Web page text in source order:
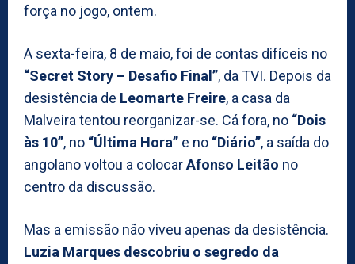
força no jogo, ontem.
A sexta-feira, 8 de maio, foi de contas difíceis no
“Secret Story – Desafio Final”, da TVI. Depois da
desistência de Leomarte Freire, a casa da
Malveira tentou reorganizar-se. Cá fora, no “Dois
às 10”, no “Última Hora” e no “Diário”, a saída do
angolano voltou a colocarAfonso Leitão no
centro da discussão.
Mas a emissão não viveu apenas da desistência.
Luzia Marques descobriu o segredo da